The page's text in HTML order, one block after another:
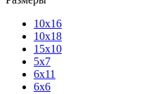
10х16
10х18
15х10
5х7
6х11
6х6